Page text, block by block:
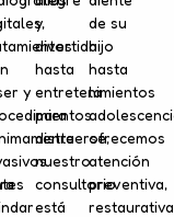
y
y
divertida
hasta
entretenimientos
para
distraerse,
nuestro
consultorio
está
de su
hijo
hasta
la
ofrecemos
atención
preventiva,
restaurativa